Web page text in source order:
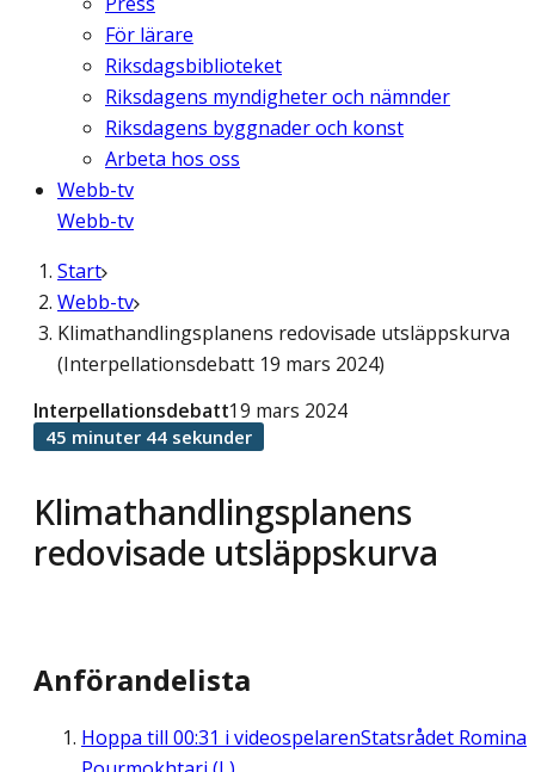
För lärare
Riksdagsbiblioteket
Riksdagens myndigheter och nämnder
Riksdagens byggnader och konst
Arbeta hos oss
Webb-tv
Webb-tv
Start
Webb-tv
Klimathandlingsplanens redovisade utsläppskurva
(Interpellationsdebatt 19 mars 2024)
Klimathandlingsplanens
redovisade utsläppskurva
Interpellationsdebatt19 mars 2024
45 minuter 44 sekunder
Anförandelista
Hoppa till 00:31 i videospelarenStatsrådet Romina